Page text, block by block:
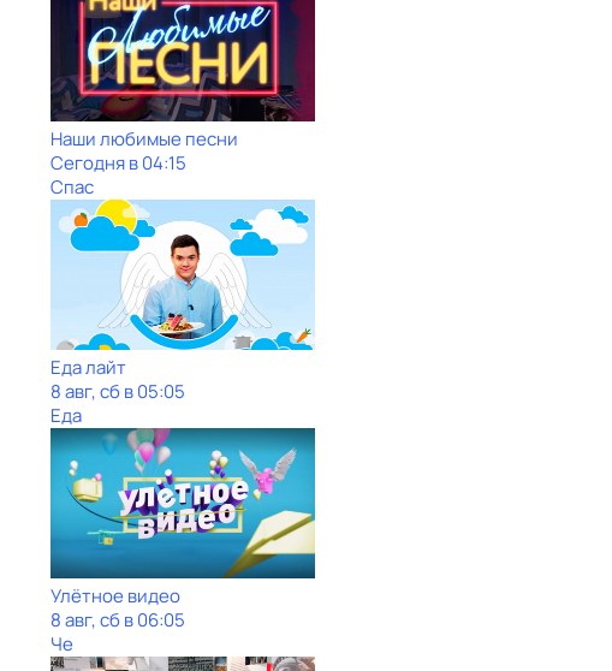
Наши любимые песни
Сегодня в 04:15
Спас
Еда лайт
8 авг, сб в 05:05
Еда
Улётное видео
8 авг, сб в 06:05
Че